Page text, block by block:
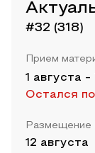
#32 (318)
Прием
1 августа -
Остался
Размещение
12 августа